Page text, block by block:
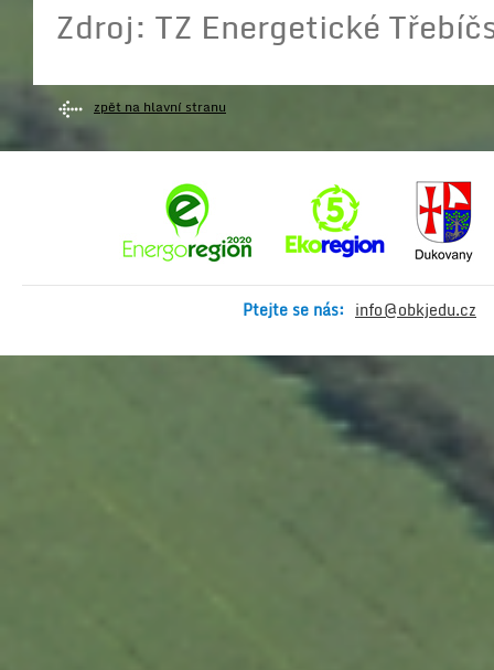
Zdroj: TZ Energetické
zpět na hlavní stranu
Ptejte se nás: info@obkjedu.cz